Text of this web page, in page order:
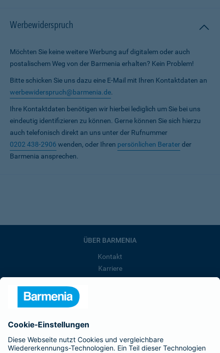
Werbewiderspruch
Möchten Sie keine weitere Werbung auf digitalem oder auch
postalischem Weg von der Barmenia erhalten? Kein Problem!
Bitte schicken Sie uns dazu eine E-Mail mit Ihren Kontaktdaten an
werbewiderspruch@barmenia.de.
Ihre Kontaktdaten benötigen wir hierbei lediglich um Sie bei uns
eindeutig identifizieren zu können. Gerne können Sie sich hierzu
auch telefonisch direkt an uns unter der Rufnummer
0202 438-2906 wenden, oder Ihren persönlichen Beraterder
Barmenia ansprechen.
ÜBER BARMENIA
Kontakt
Karriere
Barmenia ist Teil der BarmeniaGothaer
BELIEBTE SEITEN